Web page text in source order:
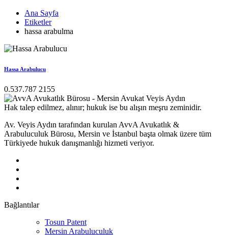
Ana Sayfa
Etiketler
hassa arabulma
Hassa Arabulucu
0.537.787 2155
Hak talep edilmez, alınır; hukuk ise bu alışın meşru zeminidir.
Av. Veyis Aydın tarafından kurulan AvvA Avukatlık &
Arabuluculuk Bürosu, Mersin ve İstanbul başta olmak üzere tüm
Türkiyede hukuk danışmanlığı hizmeti veriyor.
Bağlantılar
Tosun Patent
Mersin Arabuluculuk